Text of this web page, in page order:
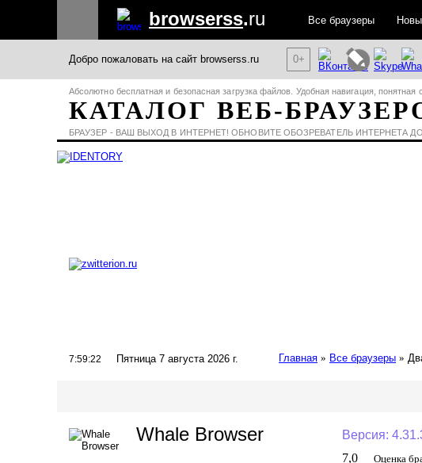
Главная » Все браузеры »
7:59:23 Пятница 7 августа 2026 г.
КАТАЛОГ ВЕБ-
Абсолютно бесплатная и безопасная загрузка файлов. Удобная навигация,
БРАУЗЕР - ВАШ ВЫХОД В ИНТЕРНЕТ! ОБНОВИТЕ ОБОЗРЕВАТЕЛЬ ИНТЕРНЕТА
0+
Добро пожаловать на сайт browserss.ru
Whale Browser
7,0 Оценка
Версия:
browserss.ru Все браузеры